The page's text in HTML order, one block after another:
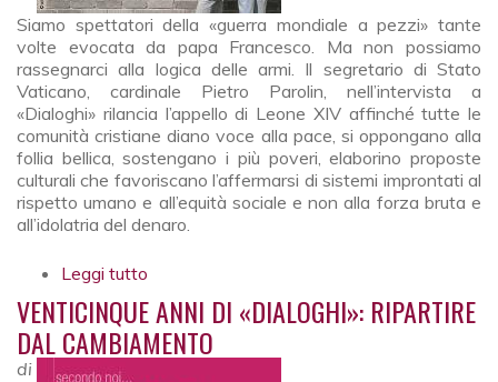
Siamo spettatori della «guerra mondiale a pezzi» tante
volte evocata da papa Francesco. Ma non possiamo
rassegnarci alla logica delle armi. Il segretario di Stato
Vaticano, cardinale Pietro Parolin, nell’intervista a
«Dialoghi» rilancia l’appello di Leone XIV affinché tutte le
comunità cristiane diano voce alla pace, si oppongano alla
follia bellica, sostengano i più poveri, elaborino proposte
culturali che favoriscano l’affermarsi di sistemi improntati al
rispetto umano e all’equità sociale e non alla forza bruta e
all’idolatria del denaro.
Leggi tutto
VENTICINQUE ANNI DI «DIALOGHI»: RIPARTIRE
DAL CAMBIAMENTO
di